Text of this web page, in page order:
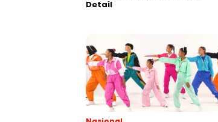
Detail